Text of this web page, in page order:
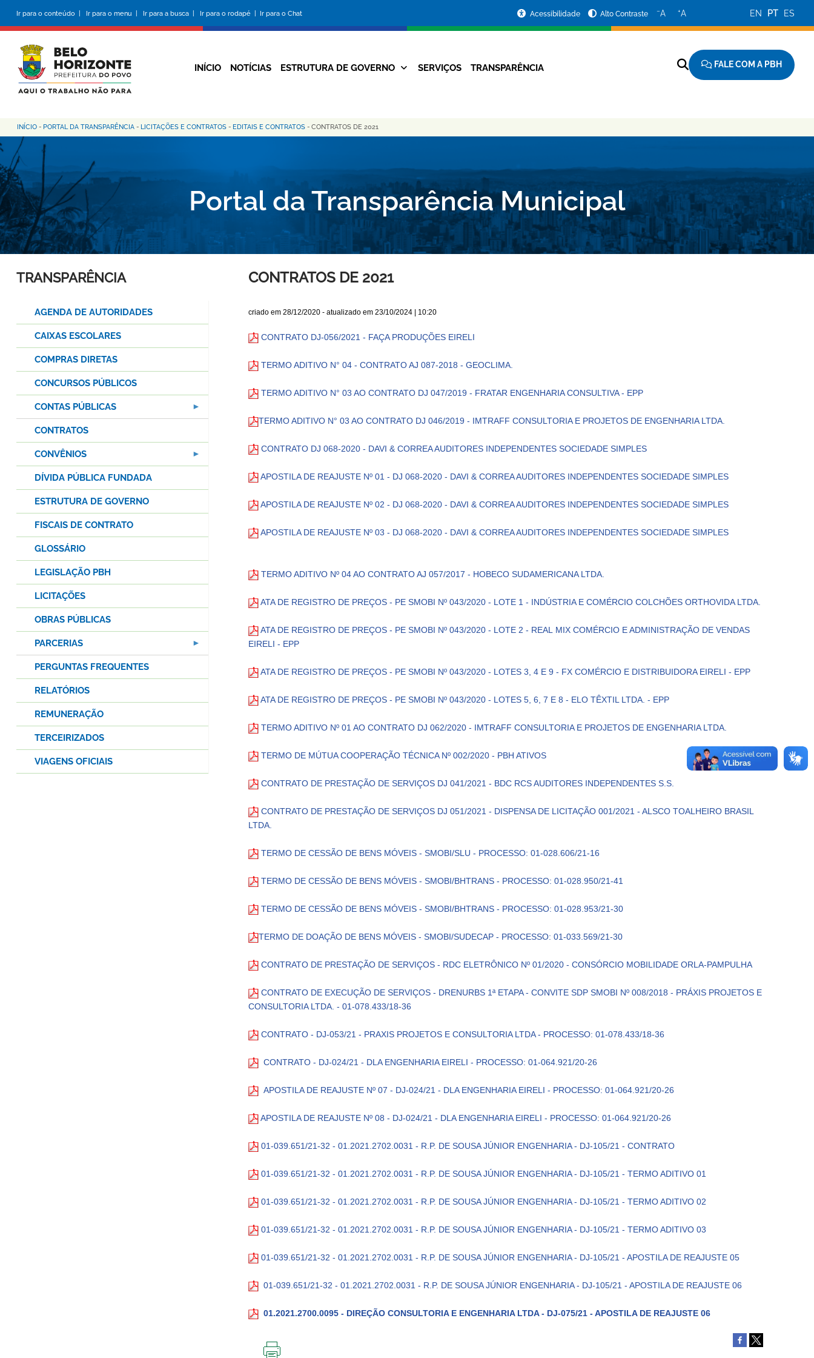
conteúdo
principal
Ir para o conteúdo | Ir para o menu | Ir para a busca | Ir para o rodapé | Ir para o Chat
da
Prefeitura
Horizonte
Acessibilidade Alto Contraste −A +A EN PT ES
Navegação
INÍCIO NOTÍCIAS ESTRUTURA DE GOVERNO SERVIÇOS TRANSPARÊNCIA FALE COM A PBH
Trilha
de
navegação
INÍCIO - PORTAL DA TRANSPARÊNCIA - LICITAÇÕES E CONTRATOS - EDITAIS E CONTRATOS - CONTRATOS DE 2021
Portal da Transparência Municipal
CONTRATOS DE 2021
criado em 28/12/2020- atualizado em 23/10/2024 | 10:20
CONTRATO DJ-056/2021 - FAÇA PRODUÇÕES EIRELI
TERMO ADITIVO N° 04 - CONTRATO AJ 087-2018 - GEOCLIMA.
TERMO ADITIVO N° 03 AO CONTRATO DJ 047/2019 - FRATAR ENGENHARIA CONSULTIVA - EPP
TERMO ADITIVO N° 03 AO CONTRATO DJ 046/2019 - IMTRAFF CONSULTORIA E PROJETOS DE ENGENHARIA LTDA.
CONTRATO DJ 068-2020 - DAVI & CORREA AUDITORES INDEPENDENTES SOCIEDADE SIMPLES
APOSTILA DE REAJUSTE Nº 01 - DJ 068-2020 - DAVI & CORREA AUDITORES INDEPENDENTES SOCIEDADE SIMPLES
APOSTILA DE REAJUSTE Nº 02 - DJ 068-2020 - DAVI & CORREA AUDITORES INDEPENDENTES SOCIEDADE SIMPLES
APOSTILA DE REAJUSTE Nº 03 - DJ 068-2020 - DAVI & CORREA AUDITORES INDEPENDENTES SOCIEDADE SIMPLES
TERMO ADITIVO Nº 04 AO CONTRATO AJ 057/2017 - HOBECO SUDAMERICANA LTDA.
ATA DE REGISTRO DE PREÇOS - PE SMOBI Nº 043/2020 - LOTE 1 - INDÚSTRIA E COMÉRCIO COLCHÕES ORTHOVIDA LTDA.
ATA DE REGISTRO DE PREÇOS - PE SMOBI Nº 043/2020 - LOTE 2 - REAL MIX COMÉRCIO E ADMINISTRAÇÃO DE VENDAS
EIRELI - EPP
ATA DE REGISTRO DE PREÇOS - PE SMOBI Nº 043/2020 - LOTES 3, 4 E 9 - FX COMÉRCIO E DISTRIBUIDORA EIRELI - EPP
ATA DE REGISTRO DE PREÇOS - PE SMOBI Nº 043/2020 - LOTES 5, 6, 7 E 8 - ELO TÊXTIL LTDA. - EPP
TERMO ADITIVO Nº 01 AO CONTRATO DJ 062/2020 - IMTRAFF CONSULTORIA E PROJETOS DE ENGENHARIA LTDA.
TERMO DE MÚTUA COOPERAÇÃO TÉCNICA Nº 002/2020 - PBH ATIVOS
CONTRATO DE PRESTAÇÃO DE SERVIÇOS DJ 041/2021 - BDC RCS AUDITORES INDEPENDENTES S.S.
CONTRATO DE PRESTAÇÃO DE SERVIÇOS DJ 051/2021 - DISPENSA DE LICITAÇÃO 001/2021 - ALSCO TOALHEIRO BRASIL
LTDA.
TERMO DE CESSÃO DE BENS MÓVEIS - SMOBI/SLU - PROCESSO: 01-028.606/21-16
TERMO DE CESSÃO DE BENS MÓVEIS - SMOBI/BHTRANS - PROCESSO: 01-028.950/21-41
TERMO DE CESSÃO DE BENS MÓVEIS - SMOBI/BHTRANS - PROCESSO: 01-028.953/21-30
TERMO DE DOAÇÃO DE BENS MÓVEIS - SMOBI/SUDECAP - PROCESSO: 01-033.569/21-30
CONTRATO DE PRESTAÇÃO DE SERVIÇOS - RDC ELETRÔNICO Nº 01/2020 - CONSÓRCIO MOBILIDADE ORLA-PAMPULHA
CONTRATO DE EXECUÇÃO DE SERVIÇOS - DRENURBS 1ª ETAPA - CONVITE SDP SMOBI Nº 008/2018 - PRÁXIS PROJETOS E
CONSULTORIA LTDA. - 01-078.433/18-36
CONTRATO - DJ-053/21 - PRAXIS PROJETOS E CONSULTORIA LTDA - PROCESSO: 01-078.433/18-36
CONTRATO - DJ-024/21 - DLA ENGENHARIA EIRELI - PROCESSO: 01-064.921/20-26
APOSTILA DE REAJUSTE Nº 07 - DJ-024/21 - DLA ENGENHARIA EIRELI - PROCESSO: 01-064.921/20-26
APOSTILA DE REAJUSTE Nº 08 - DJ-024/21 - DLA ENGENHARIA EIRELI - PROCESSO: 01-064.921/20-26
01-039.651/21-32 - 01.2021.2702.0031 - R.P. DE SOUSA JÚNIOR ENGENHARIA - DJ-105/21 - CONTRATO
01-039.651/21-32 - 01.2021.2702.0031 - R.P. DE SOUSA JÚNIOR ENGENHARIA - DJ-105/21 - TERMO ADITIVO 01
01-039.651/21-32 - 01.2021.2702.0031 - R.P. DE SOUSA JÚNIOR ENGENHARIA - DJ-105/21 - TERMO ADITIVO 02
01-039.651/21-32 - 01.2021.2702.0031 - R.P. DE SOUSA JÚNIOR ENGENHARIA - DJ-105/21 - TERMO ADITIVO 03
01-039.651/21-32 - 01.2021.2702.0031 - R.P. DE SOUSA JÚNIOR ENGENHARIA - DJ-105/21 - APOSTILA DE REAJUSTE 05
01-039.651/21-32 - 01.2021.2702.0031 - R.P. DE SOUSA JÚNIOR ENGENHARIA - DJ-105/21 - APOSTILA DE REAJUSTE 06
01.2021.2700.0095 - DIREÇÃO CONSULTORIA E ENGENHARIA LTDA - DJ-075/21 - APOSTILA DE REAJUSTE 06
TRANSPARÊNCIA
AGENDA DE AUTORIDADES
CAIXAS ESCOLARES
COMPRAS DIRETAS
CONCURSOS PÚBLICOS
CONTAS PÚBLICAS
CONTRATOS
CONVÊNIOS
DÍVIDA PÚBLICA FUNDADA
ESTRUTURA DE GOVERNO
FISCAIS DE CONTRATO
GLOSSÁRIO
LEGISLAÇÃO PBH
LICITAÇÕES
OBRAS PÚBLICAS
PARCERIAS
PERGUNTAS FREQUENTES
RELATÓRIOS
REMUNERAÇÃO
TERCEIRIZADOS
VIAGENS OFICIAIS